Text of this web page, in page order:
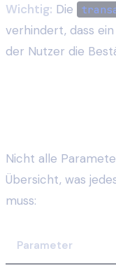
Wichtig: Die
verhindert, dass
der Nutzer die
Nicht alle
Übersicht, was
muss:
Parameter